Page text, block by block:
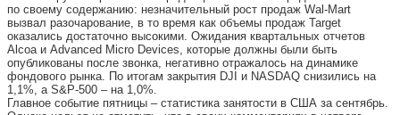
по своему содержанию: незначительный рост продаж Wal-Mart
вызвал разочарование, в то время как объемы продаж Target
оказались достаточно высокими. Ожидания квартальных отчетов
Alcoa и Advanced Micro Devices, которые должны были быть
опубликованы после звонка, негативно отражалось на динамике
фондового рынка. По итогам закрытия DJI и NASDAQ снизились на
1,1%, а S&P-500 – на 1,0%.
Главное событие пятницы – статистика занятости в США за сентябрь.